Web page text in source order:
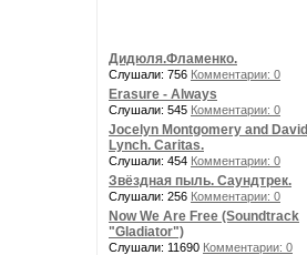
Дидюля.Фламенко.
Слушали: 756 Комментарии: 0
Erasure - Always
Слушали: 545 Комментарии: 0
Jocelyn Montgomery and David
Lynch. Caritas.
Слушали: 454 Комментарии: 0
Звёздная пыль. Саундтрек.
Слушали: 256 Комментарии: 0
Now We Are Free (Soundtrack
"Gladiator")
Слушали: 11690 Комментарии: 0